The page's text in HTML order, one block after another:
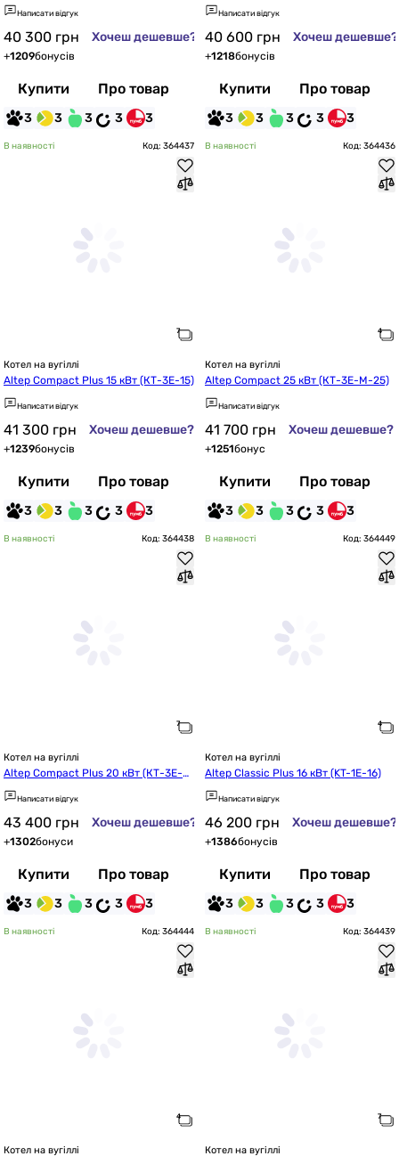
Написати відгук
40 300 грн Хочеш дешевше?
+1209бонусів
Купити Про товар
3 3 3 3 3
Написати відгук
40 600 грн Хочеш дешевше?
+1218бонусів
Купити Про товар
3 3 3 3 3
В наявності Код: 364437
Котел на вугіллі
Altep Compact Plus 15 кВт (КТ-3Е-15)
Написати відгук
41 300 грн Хочеш дешевше?
+1239бонусів
Купити Про товар
3 3 3 3 3
В наявності Код: 364436
Котел на вугіллі
Altep Compact 25 кВт (КТ-3Е-М-25)
Написати відгук
41 700 грн Хочеш дешевше?
+1251бонус
Купити Про товар
3 3 3 3 3
В наявності Код: 364438
Котел на вугіллі
Altep Compact Plus 20 кВт (КТ-3Е-2
0)
Написати відгук
43 400 грн Хочеш дешевше?
+1302бонуси
Купити Про товар
3 3 3 3 3
В наявності Код: 364449
Котел на вугіллі
Altep Classic Plus 16 кВт (KT-1E-16)
Написати відгук
46 200 грн Хочеш дешевше?
+1386бонусів
Купити Про товар
3 3 3 3 3
В наявності Код: 364444
Котел на вугіллі
В наявності Код: 364439
Котел на вугіллі